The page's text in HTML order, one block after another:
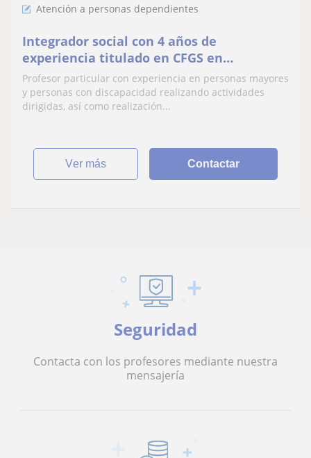
Atención a personas dependientes
Integrador social con 4 años de
experiencia titulado en CFGS en
integración social
Profesor particular con experiencia en personas mayores
y personas con discapacidad realizando actividades
dirigidas, así como realización...
ver más Contactar
Seguridad
Contacta con los profesores mediante nuestra
mensajería